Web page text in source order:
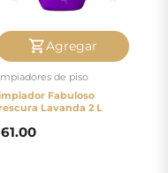
Agregar
de piso
Fabuloso
Lavanda 2 L
61.00